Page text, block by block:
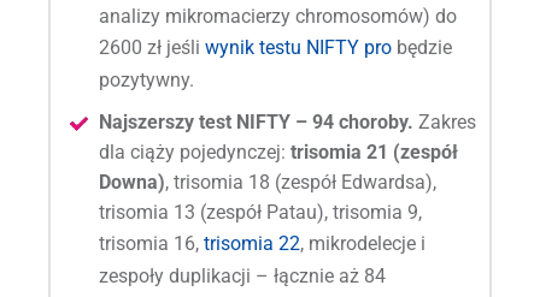
analizy mikromacierzy chromosomów) do
2600 zł jeśli wynik testu NIFTY pro będzie
pozytywny.
Najszerszy test NIFTY – 94 choroby. Zakres
dla ciąży pojedynczej: trisomia 21 (zespół
Downa), trisomia 18 (zespół Edwardsa),
trisomia 13 (zespół Patau), trisomia 9,
trisomia 16, trisomia 22, mikrodelecje i
zespoły duplikacji – łącznie aż 84